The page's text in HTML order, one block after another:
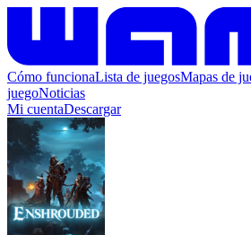
Cómo funcionaLista de juegosMapas de
juegoNoticias
Mi cuentaDescargar